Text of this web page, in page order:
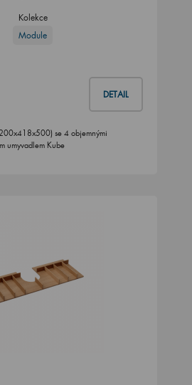
Kolekce
Module
DETAIL
se 4 objemnými
umyvadlem Kube